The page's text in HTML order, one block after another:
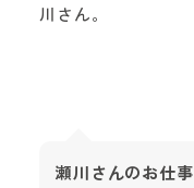
川さん。
瀬川さんのお仕事